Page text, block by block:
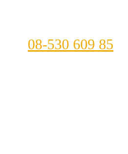
08-530 609 85